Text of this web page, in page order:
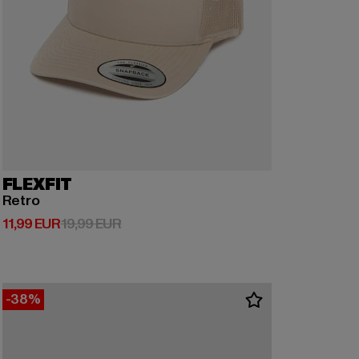
FLEXFIT
Retro
11,99 EUR
Derzeitiger Preis: 11,99 EUR
19,99 EURAktionspreis: 19,99 EUR
-38%